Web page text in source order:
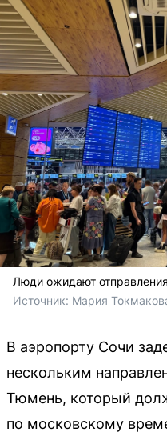
Люди ожидают
Источник: Мария
В аэропорту Сочи
нескольким
Тюмень, который
по московскому